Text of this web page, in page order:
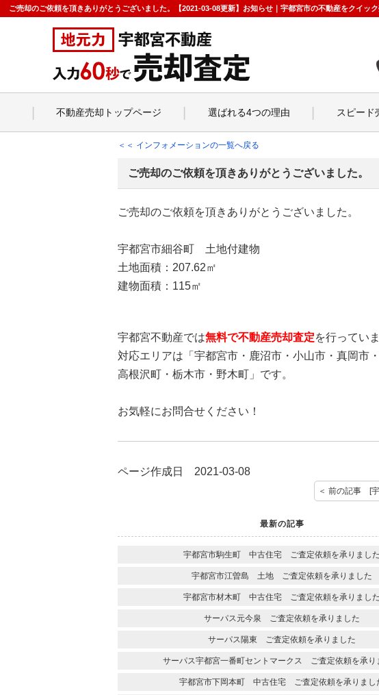
ご売却のご依頼を頂きありがとうございました。【2021-03-08更新】お知らせ｜宇都宮市の不動産をクイッ
不動産売却トップページ 選ばれる4つの理由 スピード
＜＜ インフォメーションの一覧へ戻る
ご売却のご依頼を頂きありがとうございました。
ご売却のご依頼を頂きありがとうございました。
宇都宮市細谷町 土地付建物
土地面積：207.62㎡
建物面積：115㎡
宇都宮不動産では無料で不動産売却査定を行っていま
対応エリアは「宇都宮市・鹿沼市・小山市・真岡市
高根沢町・栃木市・野木町」です。
お気軽にお問合せください！
ページ作成日 2021-03-08
最新の記事
宇都宮市駒生町 中古住宅 ご査定依頼を承りました
宇都宮市江曽島 土地 ご査定依頼を承りました
宇都宮市材木町 中古住宅 ご査定依頼を承りました
サーパス元今泉 ご査定依頼を承りました
サーパス陽東 ご査定依頼を承りました
サーパス宇都宮一番町セントマークス ご査定依頼を承り
宇都宮市下岡本町 中古住宅 ご査定依頼を承りまし